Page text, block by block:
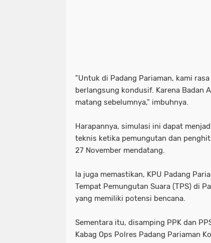
"Untuk di Padang Pariaman, kami
berlangsung kondusif. Karena Badan
matang sebelumnya," imbuhnya.
Harapannya, simulasi ini dapat
teknis ketika pemungutan dan
27 November mendatang.
Ia juga memastikan, KPU Padang
Tempat Pemungutan Suara (TPS) di
yang memiliki potensi bencana.
Sementara itu, disamping PPK dan
Kabag Ops Polres Padang Pariaman